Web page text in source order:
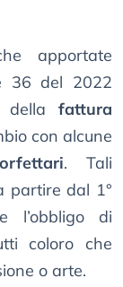
apportate
36 del 2022
della fattura
con alcune
. Tali
partire dal 1°
l’obbligo di
coloro che
o arte.